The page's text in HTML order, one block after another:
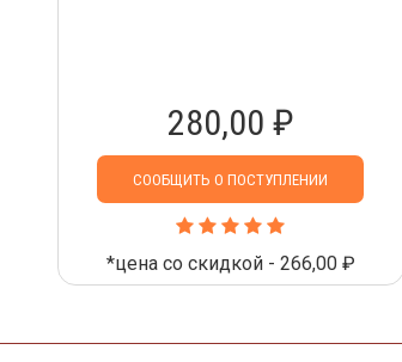
280,00 ₽
СООБЩИТЬ О ПОСТУПЛЕНИИ
*цена со скидкой - 266,00 ₽